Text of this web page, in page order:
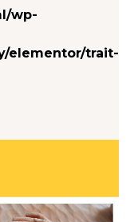
wp-
elementor/trait-